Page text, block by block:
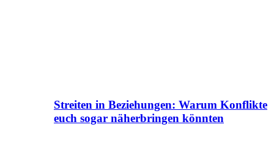
Streiten in Beziehungen: Warum Konflikte
euch sogar näherbringen könnten